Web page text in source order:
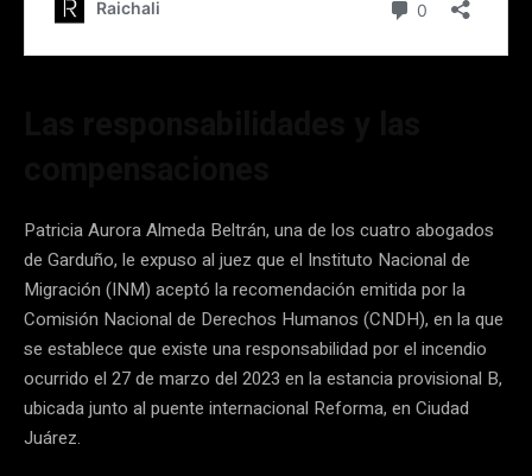
Patricia Aurora Almeda Beltrán, una de los cuatro abogados
de Garduño, le expuso al juez que el Instituto Nacional de
Migración (INM) aceptó la recomendación emitida por la
Comisión Nacional de Derechos Humanos (CNDH), en la que
se establece que existe una responsabilidad por el incendio
ocurrido el 27 de marzo del 2023 en la estancia provisional B,
ubicada junto al puente internacional Reforma, en Ciudad
Juárez.